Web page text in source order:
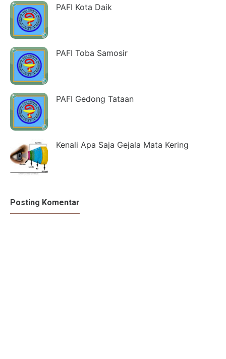
PAFI Kota Daik
PAFI Toba Samosir
PAFI Gedong Tataan
Kenali Apa Saja Gejala Mata Kering
Posting Komentar